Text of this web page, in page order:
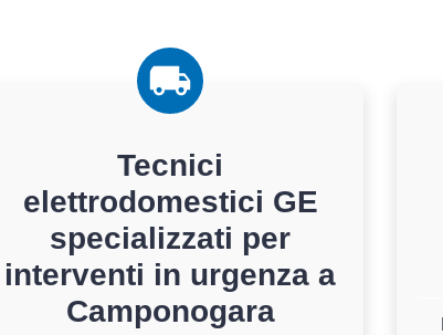
Tecnici
elettrodomestici GE
specializzati per
interventi in urgenza a
Camponogara